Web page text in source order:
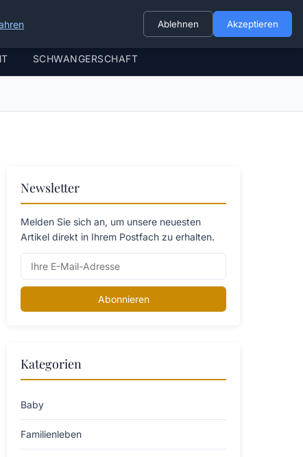
SCHWANGERSCHAFT
Newsletter
Melden Sie sich an, um unsere neuesten
Artikel direkt in Ihrem Postfach zu erhalten.
Abonnieren
Kategorien
Baby
Familienleben
Ablehnen Akzeptieren